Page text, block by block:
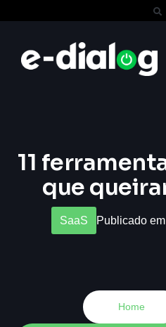
11
que
SaaS Publicado
Home